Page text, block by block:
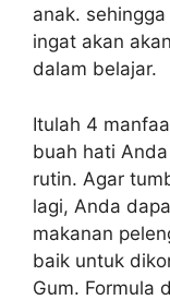
anak.
ingat akan
dalam belajar.
Itulah 4
buah hati
rutin. Agar
lagi, Anda
makanan
baik untuk
Gum. Formula